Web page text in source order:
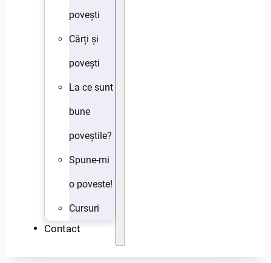
povești
Cărți și
povești
La ce sunt
bune
poveștile?
Spune-mi
o poveste!
Cursuri
Contact